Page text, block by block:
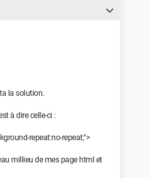
la solution.
à dire celle-ci :
repeat:no-repeat;">
millieu de mes page html et